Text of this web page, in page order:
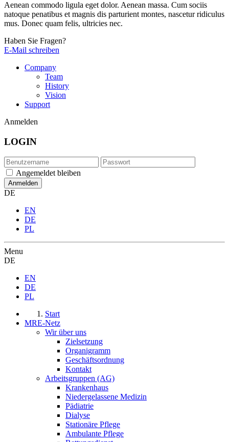
Aenean commodo ligula eget dolor. Aenean massa. Cum sociis
natoque penatibus et magnis dis parturient montes, nascetur ridiculus
mus. Donec quam felis, ultricies nec.
Haben Sie Fragen?
E-Mail schreiben
Company
Team
History
Vision
Support
Anmelden
LOGIN
Angemeldet bleiben
DE
EN
DE
PL
Menu
DE
EN
DE
PL
Start
MRE-Netz
Wir über uns
Zielsetzung
Organigramm
Geschäftsordnung
Kontakt
Arbeitsgruppen (AG)
Krankenhaus
Niedergelassene Medizin
Pädiatrie
Dialyse
Stationäre Pflege
Ambulante Pflege